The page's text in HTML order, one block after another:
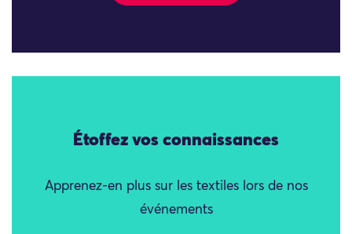
Étoffez vos connaissances
Apprenez-en plus sur les textiles lors de nos
événements